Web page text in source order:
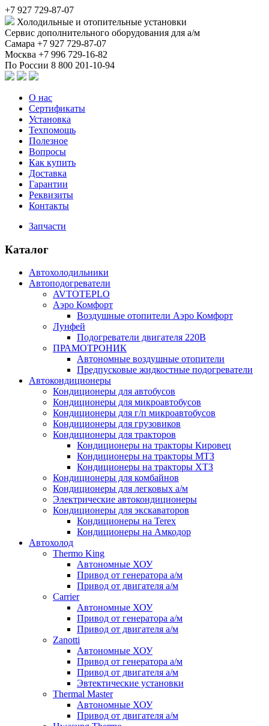
+7 927 729-87-07
Холодильные и отопительные установки
Сервис дополнительного оборудования для а/м
Самара +7 927 729-87-07
Москва +7 996 729-16-82
По России 8 800 201-10-94
О нас
Сертификаты
Установка
Техпомощь
Полезное
Вопросы
Как купить
Доставка
Гарантии
Реквизиты
Контакты
Запчасти
Каталог
Автохолодильники
Автоподогреватели
AVTOTEPLO
Аэро Комфорт
Воздушные отопители Аэро Комфорт
Лунфей
Подогреватели двигателя 220В
ПРАМОТРОНИК
Автономные воздушные отопители
Предпусковые жидкостные подогреватели
Автокондиционеры
Кондиционеры для автобусов
Кондиционеры для микроавтобусов
Кондиционеры для г/п микроавтобусов
Кондиционеры для грузовиков
Кондиционеры для тракторов
Кондиционеры на тракторы Кировец
Кондиционеры на тракторы МТЗ
Кондиционеры на тракторы ХТЗ
Кондиционеры для комбайнов
Кондиционеры для легковых а/м
Электрические автокондиционеры
Кондиционеры для экскаваторов
Кондиционеры на Terex
Кондиционеры на Амкодор
Автохолод
Thermo King
Автономные ХОУ
Привод от генератора а/м
Привод от двигателя а/м
Carrier
Автономные ХОУ
Привод от генератора а/м
Привод от двигателя а/м
Zanotti
Автономные ХОУ
Привод от генератора а/м
Привод от двигателя а/м
Эвтектические установки
Thermal Master
Автономные ХОУ
Привод от двигателя а/м